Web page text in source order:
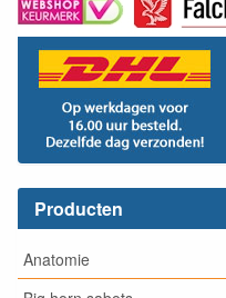
Producten
Anatomie